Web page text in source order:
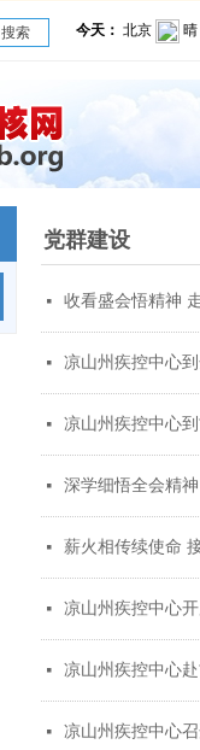
搜索
党群建设
넷 收看盛会悟精神
넷 凉山州疾控中心
넷 凉山州疾控中心
넷 深学细悟全会精
넷 薪火相传续使命
넷 凉山州疾控中心
넷 凉山州疾控中心
넷 凉山州疾控中心